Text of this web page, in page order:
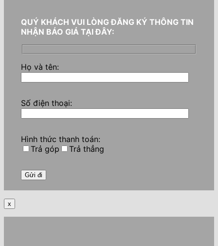
QUÝ KHÁCH VUI LÒNG ĐĂNG KÝ THÔNG TIN
NHẬN BÁO GIÁ TẠI ĐÂY:
Họ và tên:
Số điện thoại:
Hình thức thanh toán:
Trả góp
Trả thẳng
x